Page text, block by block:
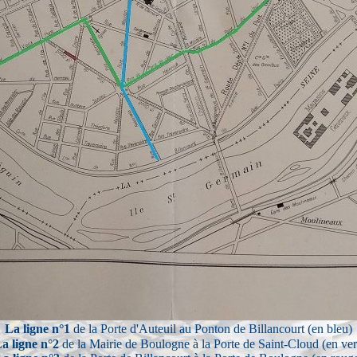
La ligne n°1 de la Porte d'Auteuil au Ponton de Billancourt (en bleu)
ligne n°2de la Mairie de Boulogne à la Porte de Saint-Cloud (en